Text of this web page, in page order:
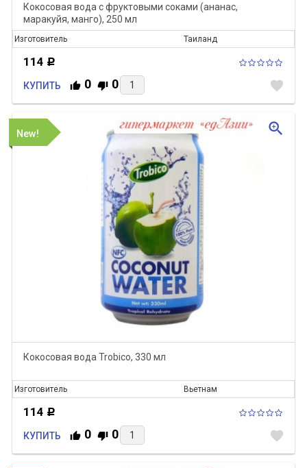
Кокосовая вода c фруктовыми соками (ананас,
маракуйя, манго), 250 мл
Изготовитель Таиланд
114 Р
КУПИТЬ 0 0 favorite
New!
Кокосовая вода Trobico, 330 мл
Изготовитель Вьетнам
114 Р
КУПИТЬ 0 0 favorite
zoom_in